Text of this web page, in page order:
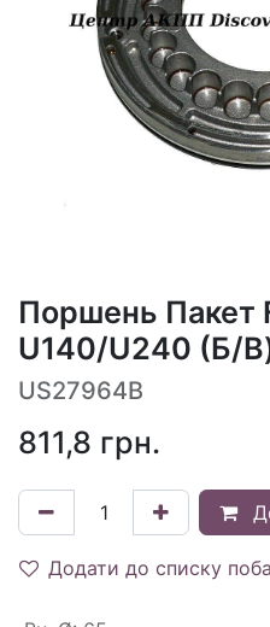
Поршень Пакет
U140/U240 (Б/
US27964B
811,8 грн.
Додати до списку